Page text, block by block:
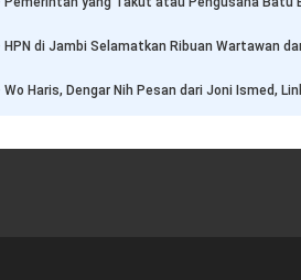
HPN di Jambi Selamatkan Ribuan Wartawan
Wo Haris, Dengar Nih Pesan dari Joni Ismed,